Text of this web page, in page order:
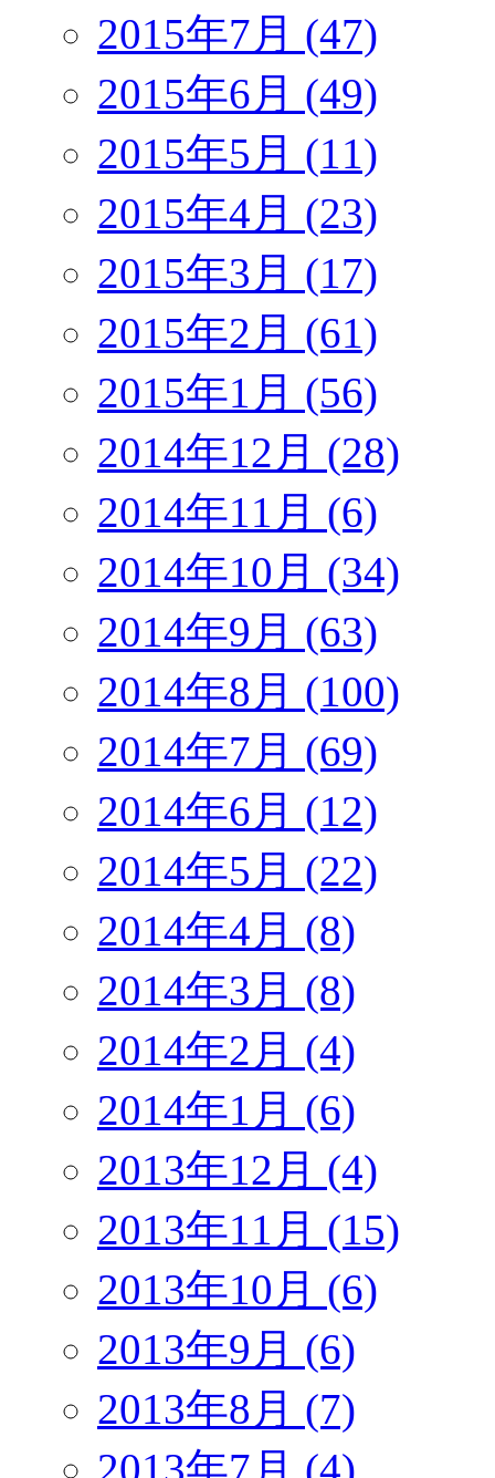
2015年7月 (47)
2015年6月 (49)
2015年5月 (11)
2015年4月 (23)
2015年3月 (17)
2015年2月 (61)
2015年1月 (56)
2014年12月 (28)
2014年11月 (6)
2014年10月 (34)
2014年9月 (63)
2014年8月 (100)
2014年7月 (69)
2014年6月 (12)
2014年5月 (22)
2014年4月 (8)
2014年3月 (8)
2014年2月 (4)
2014年1月 (6)
2013年12月 (4)
2013年11月 (15)
2013年10月 (6)
2013年9月 (6)
2013年8月 (7)